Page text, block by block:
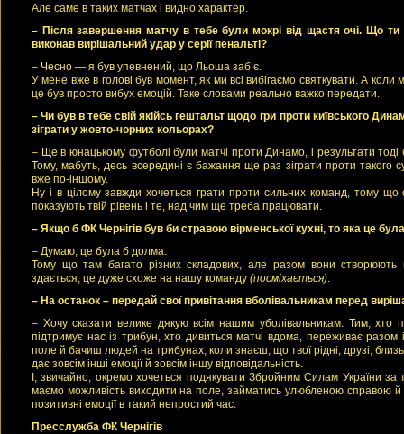
Але саме в таких матчах і видно характер.
– Після завершення матчу в тебе були мокрі від щастя очі. Що ти
виконав вирішальний удар у серії пенальті?
– Чесно — я був упевнений, що Льоша заб’є.
У мене вже в голові був момент, як ми всі вибігаємо святкувати. А
це був просто вибух емоцій. Таке словами реально важко передати.
– Чи був в тебе свій якійсь гештальт щодо гри проти київського
зіграти у жовто-чорних кольорах?
– Ще в юнацькому футболі були матчі проти Динамо, і результати
Тому, мабуть, десь всередині є бажання ще раз зіграти проти такого
вже по-іншому.
Ну і в цілому завжди хочеться грати проти сильних команд, тому що
показують твій рівень і те, над чим ще треба працювати.
– Якщо б ФК Чернігів був би стравою вірменської кухні, то яка це
– Думаю, це була б долма.
Тому що там багато різних складових, але разом вони створюють
здається, це дуже схоже на нашу команду (посміхається).
– На останок – передай свої привітання вболівальникам перед
– Хочу сказати велике дякую всім нашим уболівальникам. Тим, хто
підтримує нас із трибун, хто дивиться матчі вдома, переживає
поле й бачиш людей на трибунах, коли знаєш, що твої рідні, друзі,
дає зовсім інші емоції й зовсім іншу відповідальність.
І, звичайно, окремо хочеться подякувати Збройним Силам України за
маємо можливість виходити на поле, займатись улюбленою справою й
позитивні емоції в такий непростий час.
Пресслужба ФК Чернігів